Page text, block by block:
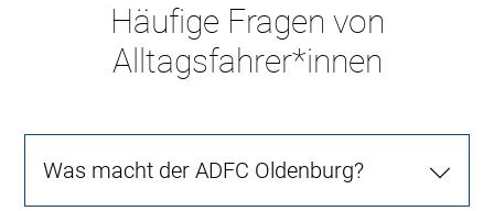
Häufige Fragen von
Alltagsfahrer*innen
Was macht der ADFC Oldenburg?